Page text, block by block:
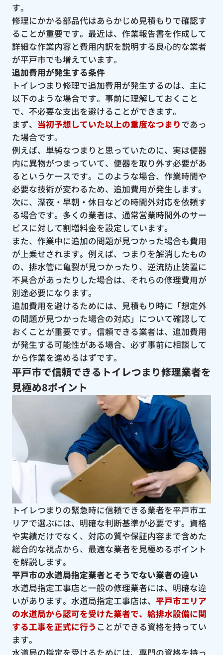
す。
修理にかかる部品代はあらかじめ見積もりで確認す
ることが重要です。最近は、作業報告書を作成して
詳細な作業内容と費用内訳を説明する良心的な業者
が平戸市でも増えています。
追加費用が発生する条件
トイレつまり修理で追加費用が発生するのは、主に
以下のような場合です。事前に理解しておくこと
で、不必要な支出を避けることができます。
まず、 当初予想していた以上の重度なつまりであっ
た場合です。
例えば、単純なつまりと思っていたのに、実は便器
内に異物がつまっていて、便器を取り外す必要があ
るというケースです。このような場合、作業時間や
必要な技術が変わるため、追加費用が発生します。
次に、深夜・早朝・休日などの時間外対応を依頼す
る場合です。多くの業者は、通常営業時間外のサー
ビスに対して割増料金を設定しています。
また、作業中に追加の問題が見つかった場合も費用
が上乗せされます。例えば、つまりを解消したもの
の、排水管に亀裂が見つかったり、逆流防止装置に
不具合があったりした場合は、それらの修理費用が
別途必要になります。
追加費用を避けるためには、見積もり時に「想定外
の問題が見つかった場合の対応」について確認して
おくことが重要です。信頼できる業者は、追加費用
が発生する可能性がある場合、必ず事前に相談して
から作業を進めるはずです。
平戸市で信頼できるトイレつまり修理業者を
見極め8ポイント
トイレつまりの緊急時に信頼できる業者を平戸市エ
リアで選ぶには、明確な判断基準が必要です。資格
や実績だけでなく、対応の質や保証内容まで含めた
総合的な視点から、最適な業者を見極めるポイント
を解説します。
平戸市の水道局指定業者とそうでない業者の違い
水道局指定工事店と一般の修理業者には、明確な違
いがあります。水道局指定工事店は、 平戸市エリア
の水道局から認可を受けた業者で、給排水設備に関
する工事を正式に行う ことができる資格を持ってい
ます。
水道局の指定を受けるためには、専門の資格を持っ